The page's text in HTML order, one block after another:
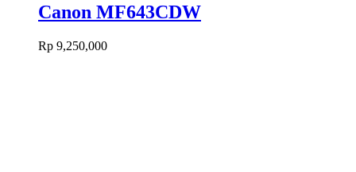
Canon MF643CDW
Rp 9,250,000